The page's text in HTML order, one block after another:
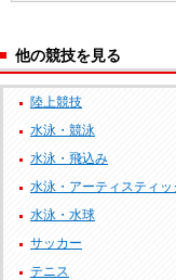
他の競技を見る
陸上競技
水泳・競泳
水泳・飛込み
水泳・アーティスティ
水泳・水球
サッカー
テニス